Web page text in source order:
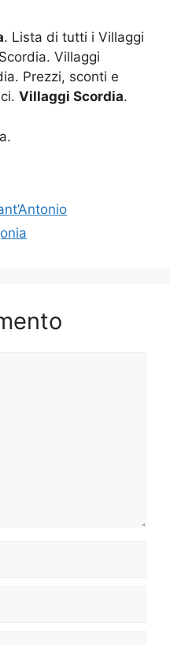
. Lista di tutti i Villaggi
Villaggi
Prezzi, sconti e
Villaggi Scordia.